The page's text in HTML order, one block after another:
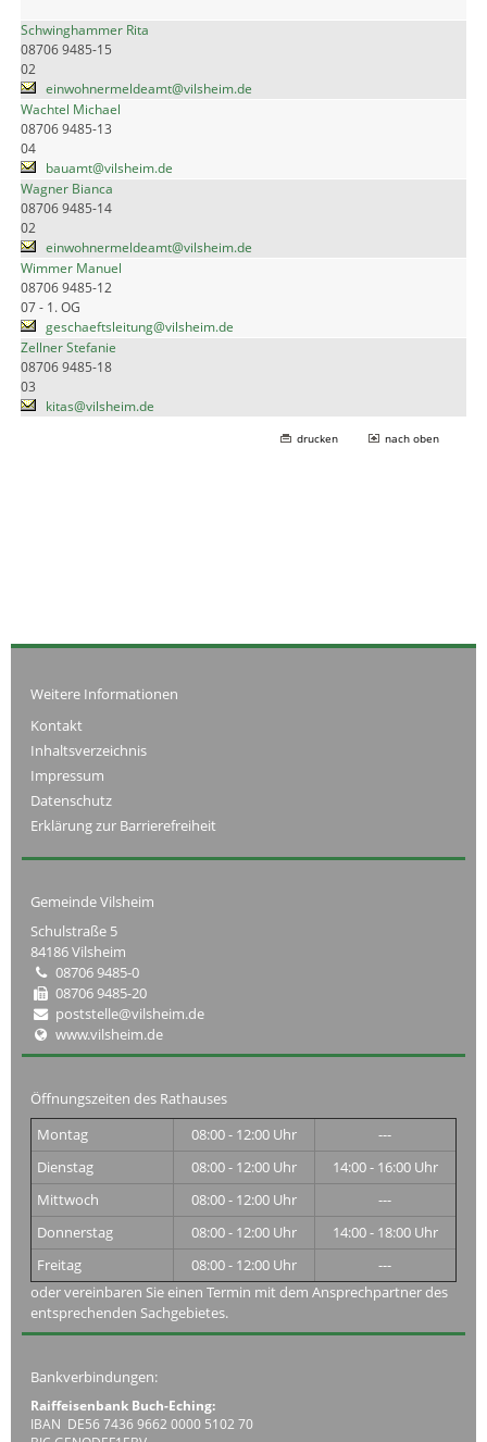
Schwinghammer Rita
08706 9485-15
02
einwohnermeldeamt@vilsheim.de
Wachtel Michael
08706 9485-13
04
bauamt@vilsheim.de
Wagner Bianca
08706 9485-14
02
einwohnermeldeamt@vilsheim.de
Wimmer Manuel
08706 9485-12
07 - 1. OG
geschaeftsleitung@vilsheim.de
Zellner Stefanie
08706 9485-18
03
kitas@vilsheim.de
drucken nach oben
Weitere Informationen
Kontakt
Inhaltsverzeichnis
Impressum
Datenschutz
Erklärung zur Barrierefreiheit
Gemeinde Vilsheim
Schulstraße 5
84186 Vilsheim
08706 9485-0
08706 9485-20
poststelle@vilsheim.de
www.vilsheim.de
Öffnungszeiten des Rathauses
Montag
08:00 - 12:00 Uhr
---
Dienstag
08:00 - 12:00 Uhr
14:00 - 16:00 Uhr
Mittwoch
08:00 - 12:00 Uhr
---
Donnerstag
08:00 - 12:00 Uhr
14:00 - 18:00 Uhr
Freitag
08:00 - 12:00 Uhr
---
oder vereinbaren Sie einen Termin mit dem Ansprechpartner des
entsprechenden Sachgebietes.
Bankverbindungen:
Raiffeisenbank Buch-Eching:
IBAN DE56 7436 9662 0000 5102 70